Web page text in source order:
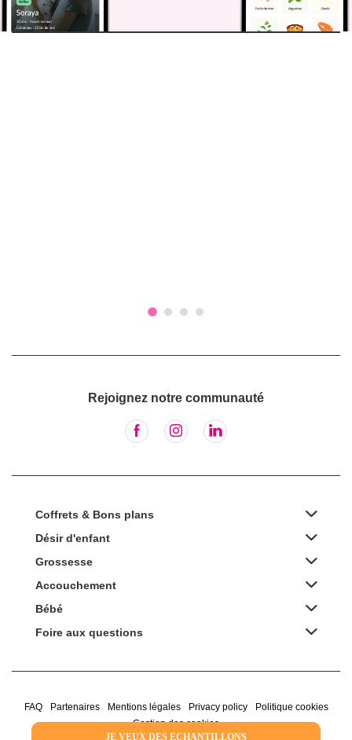
JE VEUX DES ECHANTILLONS
Rejoignez notre communauté
Coffrets & Bons plans
Désir d'enfant
Grossesse
Accouchement
Bébé
Foire aux questions
FAQ Partenaires Mentions légales Privacy policy
Politique cookies
Gestion des cookies